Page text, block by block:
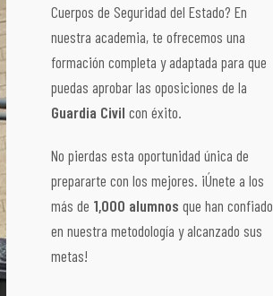
Cuerpos de Seguridad del Estado? En
nuestra academia, te ofrecemos una
formación completa y adaptada para que
puedas aprobar las oposiciones de la
Guardia Civil con éxito.
No pierdas esta oportunidad única de
prepararte con los mejores. ¡Únete a los
más de 1,000 alumnos que han confiado
en nuestra metodología y alcanzado sus
metas!